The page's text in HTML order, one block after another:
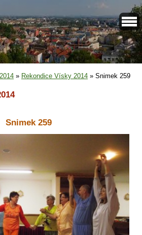
» Rekondice Vísky 2014 » Snimek 259
Snimek 259